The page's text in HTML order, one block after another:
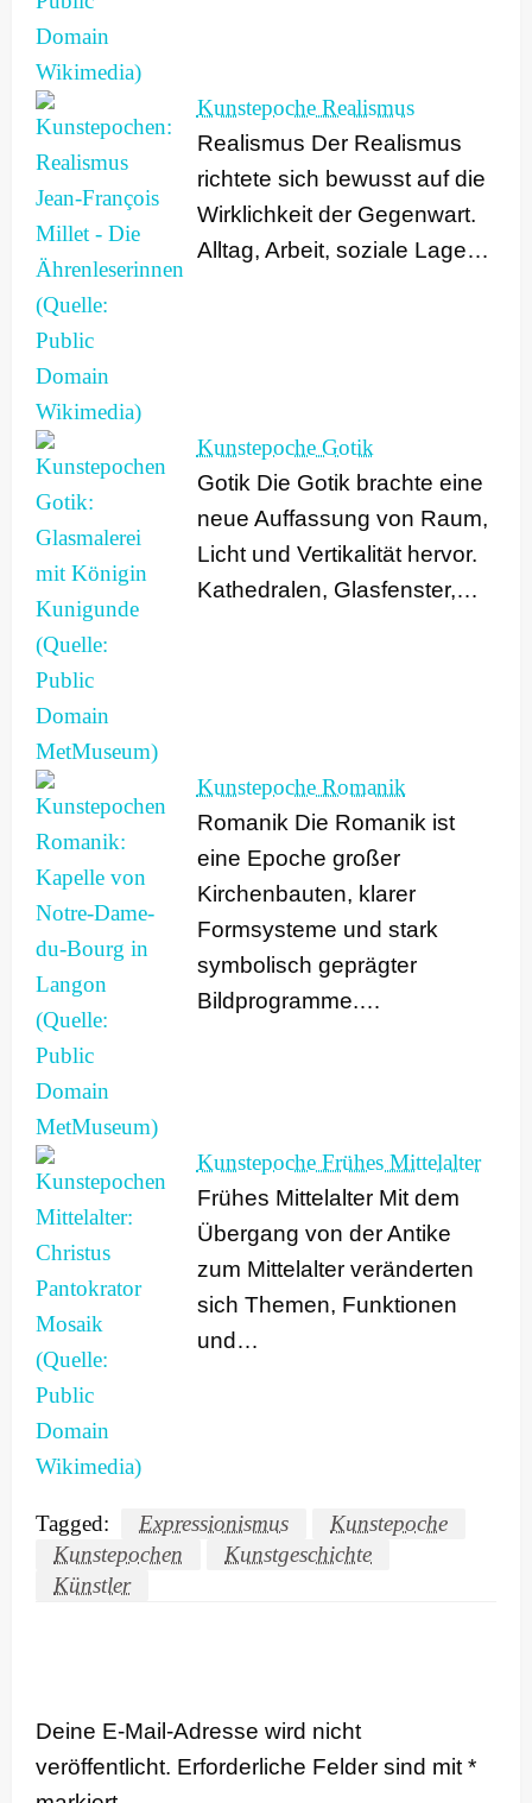
Kunstepoche Realismus
Realismus Der Realismus
richtete sich bewusst auf die
Wirklichkeit der Gegenwart.
Alltag, Arbeit, soziale Lage…
Kunstepoche Gotik
Gotik Die Gotik brachte eine
neue Auffassung von Raum,
Licht und Vertikalität hervor.
Kathedralen, Glasfenster,…
Kunstepoche Romanik
Romanik Die Romanik ist
eine Epoche großer
Kirchenbauten, klarer
Formsysteme und stark
symbolisch geprägter
Bildprogramme.…
Kunstepoche Frühes Mittelalter
Frühes Mittelalter Mit dem
Übergang von der Antike
zum Mittelalter veränderten
sich Themen, Funktionen
und…
Tagged: Expressionismus
Kunstepoche
Kunstepochen
Kunstgeschichte
Künstler
Deine E-Mail-Adresse wird nicht
veröffentlicht. Erforderliche Felder sind mit *